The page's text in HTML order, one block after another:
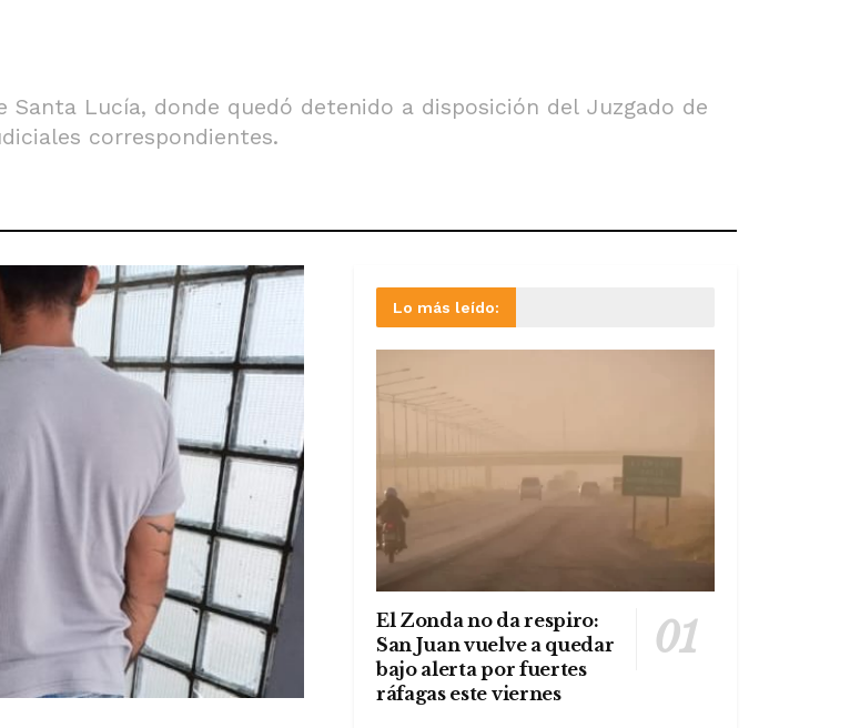
Santa Lucía, donde quedó detenido a disposición del Juzgado de
correspondientes.
Lo más leído:
El Zonda no da respiro:
San Juan vuelve a quedar
bajo alerta por fuertes
ráfagas este viernes